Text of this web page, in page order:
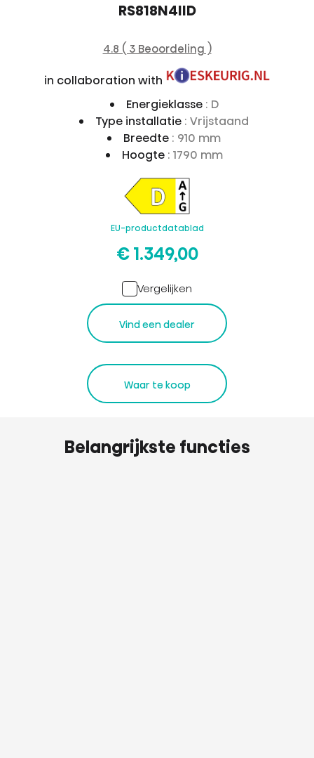
RS818N4IID
4.8 ( 3 Beoordeling )
in collaboration with
Energieklasse : D
Type installatie : Vrijstaand
Breedte : 910 mm
Hoogte : 1790 mm
EU-productdatablad
€ 1.349,00
Vergelijken
Vind een dealer
Waar te koop
Belangrijkste functies